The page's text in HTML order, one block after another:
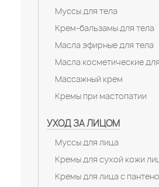
Муссы для тела
Крем-бальзамы для тела
Масла эфирные для тела
Масла косметические
Массажный крем
Кремы при мастопатии
УХОД ЗА ЛИЦОМ
Муссы для лица
Кремы для сухой кожи
Кремы для лица с